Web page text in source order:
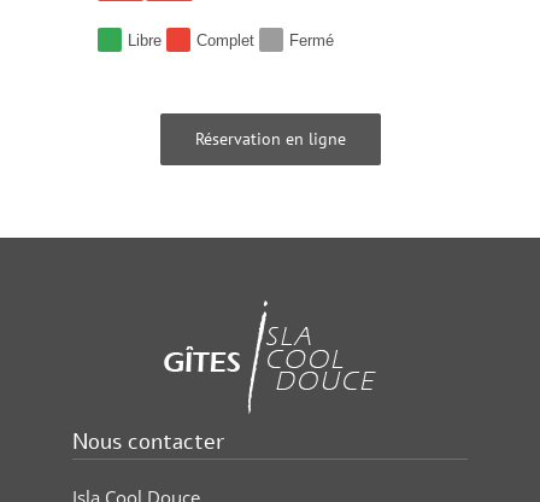
Libre Complet Fermé
Réservation en ligne
Nous contacter
Isla Cool Douce